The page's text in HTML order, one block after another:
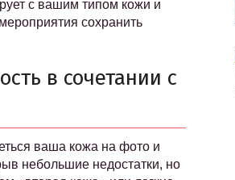
с вашим типом кожи и
сохранить
в сочетании с
ваша кожа на фото и
небольшие недостатки, но